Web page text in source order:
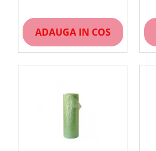
ADAUGA IN COS